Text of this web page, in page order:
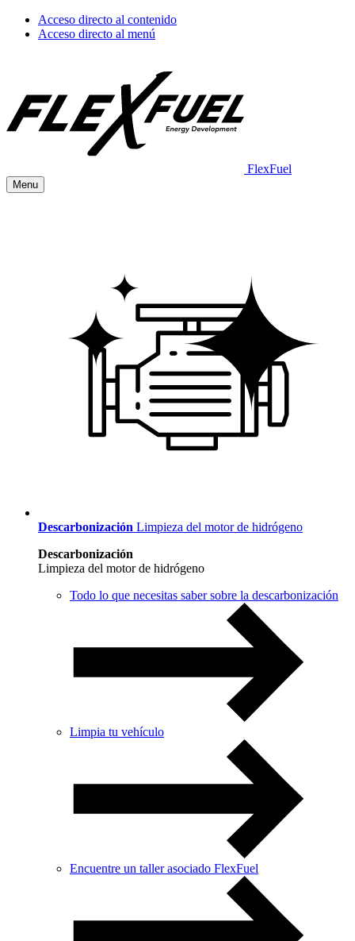
Acceso directo al contenido
Acceso directo al menú
FlexFuel
Menu
Descarbonización Limpieza del motor de hidrógeno
Descarbonización
Limpieza del motor de hidrógeno
Todo lo que necesitas saber sobre la descarbonización
Limpia tu vehículo
Encuentre un taller asociado FlexFuel